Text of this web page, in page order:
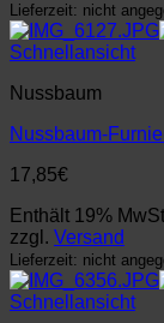
Lieferzeit: nicht
Schnellansicht
Nussbaum
Nussbaum-
17,85€
Enthält 19%
zzgl. Versand
Lieferzeit: nicht
Schnellansicht